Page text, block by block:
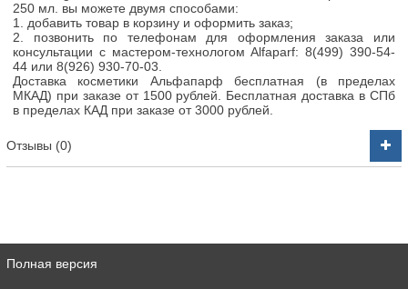
250 мл. вы можете двумя способами:
1. добавить товар в корзину и оформить заказ;
2. позвонить по телефонам для оформления заказа или
консультации с мастером-технологом Alfaparf: 8(499) 390-54-
44 или 8(926) 930-70-03.
Доставка косметики Альфапарф бесплатная (в пределах
МКАД) при заказе от 1500 рублей. Бесплатная доставка в СПб
в пределах КАД при заказе от 3000 рублей.
Отзывы (0)
Полная версия